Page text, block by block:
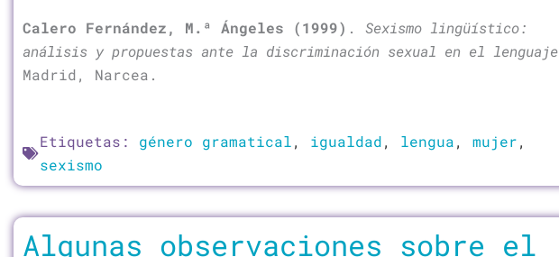
Calero Fernández, M.ª Ángeles (1999) . Sexismo lingüístico:
análisis y propuestas ante la discriminación sexual en el lenguaje
Madrid, Narcea.
Etiquetas: género gramatical, igualdad, lengua, mujer,
sexismo
Algunas observaciones sobre el